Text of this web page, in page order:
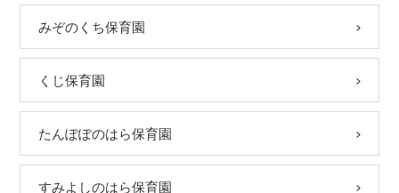
みぞのくち保育園
くじ保育園
たんぽぽのはら保育園
すみよしのはら保育園